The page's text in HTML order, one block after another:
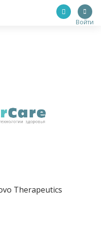
Войти
Therapeutics